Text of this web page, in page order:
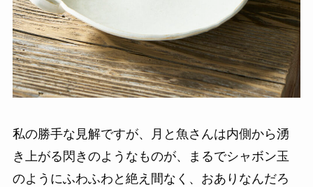
私の勝手な見解ですが、月と魚さんは内側から湧
き上がる閃きのようなものが、まるでシャボン玉
のようにふわふわと絶え間なく、おありなんだろ